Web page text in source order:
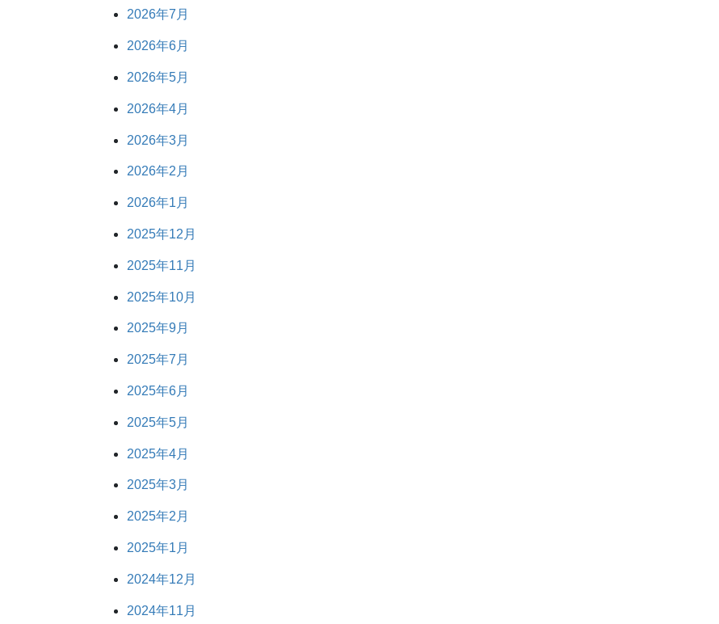
2026年7月
2026年6月
2026年5月
2026年4月
2026年3月
2026年2月
2026年1月
2025年12月
2025年11月
2025年10月
2025年9月
2025年7月
2025年6月
2025年5月
2025年4月
2025年3月
2025年2月
2025年1月
2024年12月
2024年11月